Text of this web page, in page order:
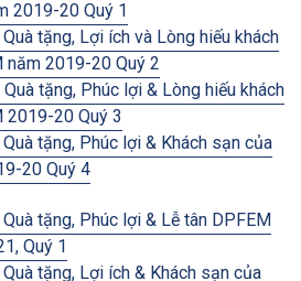
2019-20 Quý 1
tặng, Lợi ích và Lòng hiếu khách
năm 2019-20 Quý 2
tặng, Phúc lợi & Lòng hiếu khách
2019-20 Quý 3
tặng, Phúc lợi & Khách sạn của
20 Quý 4
tặng, Phúc lợi & Lễ tân DPFEM
Quý 1
tặng, Lợi ích & Khách sạn của